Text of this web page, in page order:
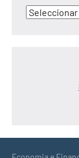
Arquivo